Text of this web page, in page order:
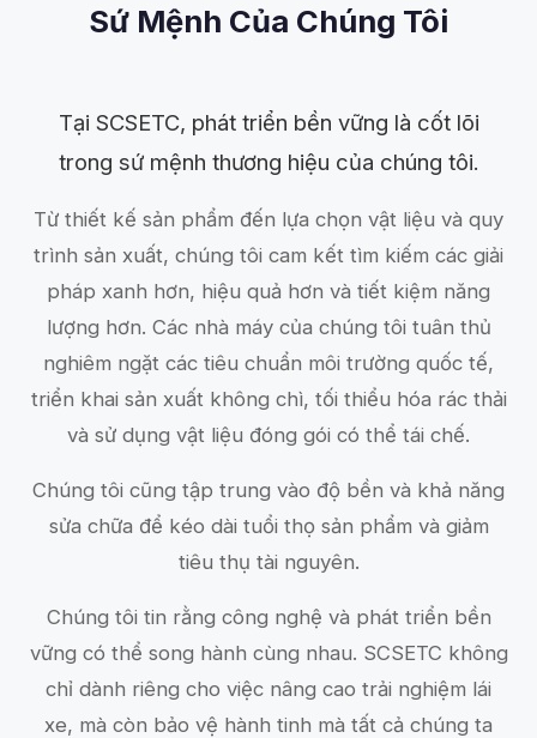
Sứ Mệnh Của Chúng Tôi
Tại SCSETC, phát triển bền vững là cốt lõi
trong sứ mệnh thương hiệu của chúng tôi.
Từ thiết kế sản phẩm đến lựa chọn vật liệu và quy
trình sản xuất, chúng tôi cam kết tìm kiếm các giải
pháp xanh hơn, hiệu quả hơn và tiết kiệm năng
lượng hơn. Các nhà máy của chúng tôi tuân thủ
nghiêm ngặt các tiêu chuẩn môi trường quốc tế,
triển khai sản xuất không chì, tối thiểu hóa rác thải
và sử dụng vật liệu đóng gói có thể tái chế.
Chúng tôi cũng tập trung vào độ bền và khả năng
sửa chữa để kéo dài tuổi thọ sản phẩm và giảm
tiêu thụ tài nguyên.
Chúng tôi tin rằng công nghệ và phát triển bền
vững có thể song hành cùng nhau. SCSETC không
chỉ dành riêng cho việc nâng cao trải nghiệm lái
xe, mà còn bảo vệ hành tinh mà tất cả chúng ta